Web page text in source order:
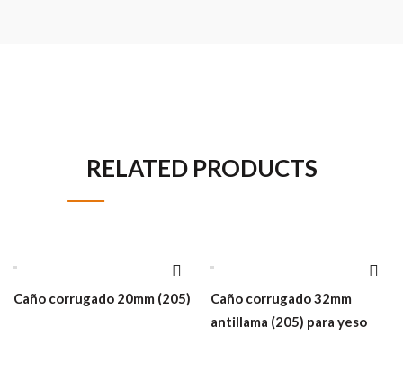
RELATED PRODUCTS
Caño corrugado 20mm (205)
Caño corrugado 32mm
antillama (205) para yeso